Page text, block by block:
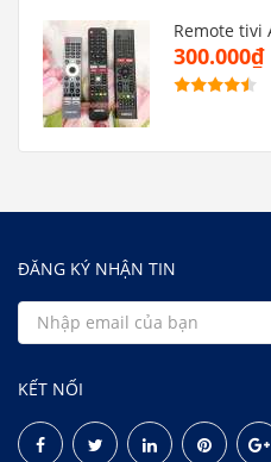
Remote tivi
300.000₫
ĐĂNG KÝ NHẬN TIN
KẾT NỐI